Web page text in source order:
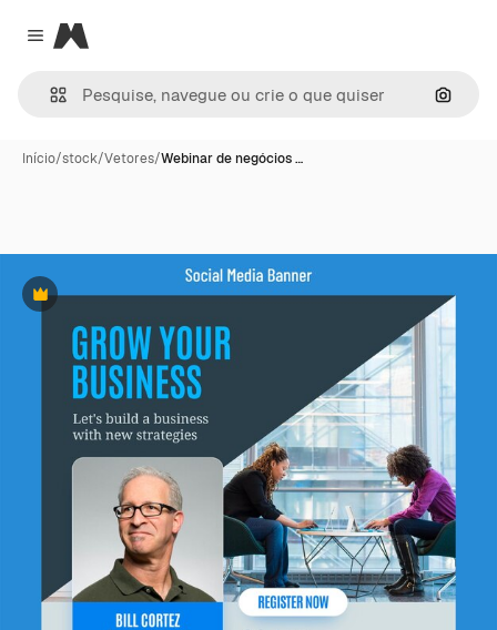
Close menu
Magnific
Início/stock/Vetores/Webinar de negócios …
Premium